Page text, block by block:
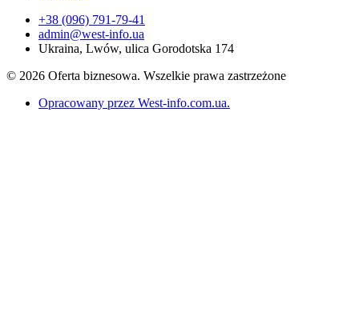
+38 (096) 791-79-41
admin@west-info.ua
Ukraina, Lwów, ulica Gorodotska 174
© 2026 Oferta biznesowa. Wszelkie prawa zastrzeżone
Opracowany przez West-info.com.ua.